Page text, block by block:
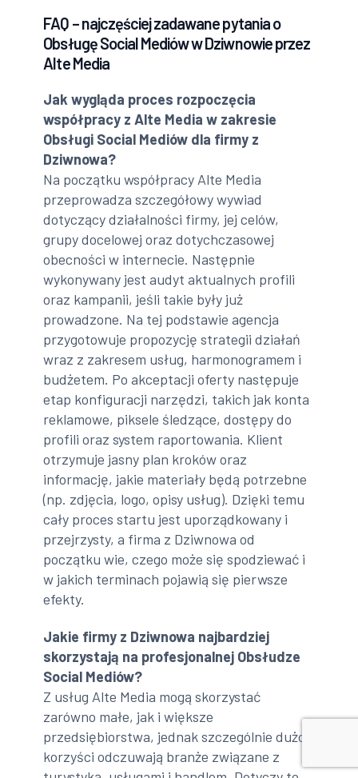
FAQ – najczęściej zadawane pytania o
Obsługę Social Mediów w Dziwnowie przez
Alte Media
Jak wygląda proces rozpoczęcia
współpracy z Alte Media w zakresie
Obsługi Social Mediów dla firmy z
Dziwnowa?
Na początku współpracy Alte Media
przeprowadza szczegółowy wywiad
dotyczący działalności firmy, jej celów,
grupy docelowej oraz dotychczasowej
obecności w internecie. Następnie
wykonywany jest audyt aktualnych profili
oraz kampanii, jeśli takie były już
prowadzone. Na tej podstawie agencja
przygotowuje propozycję strategii działań
wraz z zakresem usług, harmonogramem i
budżetem. Po akceptacji oferty następuje
etap konfiguracji narzędzi, takich jak konta
reklamowe, piksele śledzące, dostępy do
profili oraz system raportowania. Klient
otrzymuje jasny plan kroków oraz
informację, jakie materiały będą potrzebne
(np. zdjęcia, logo, opisy usług). Dzięki temu
cały proces startu jest uporządkowany i
przejrzysty, a firma z Dziwnowa od
początku wie, czego może się spodziewać i
w jakich terminach pojawią się pierwsze
efekty.
Jakie firmy z Dziwnowa najbardziej
skorzystają na profesjonalnej Obsłudze
Social Mediów?
Z usług Alte Media mogą skorzystać
zarówno małe, jak i większe
przedsiębiorstwa, jednak szczególnie dużo
korzyści odczuwają branże związane z